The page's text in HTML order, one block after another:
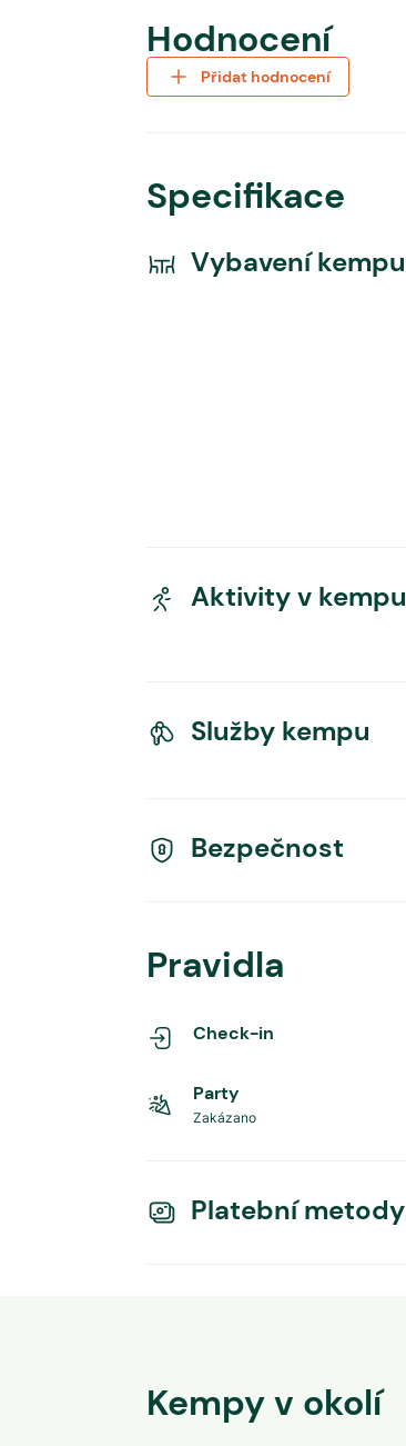
Hodnocení
Přidat hodnocení
Specifikace
Vybavení kempu
Aktivity v kempu
Služby kempu
Bezpečnost
Pravidla
Check-in
Party
Zakázano
Platební metody
Kempy v okolí